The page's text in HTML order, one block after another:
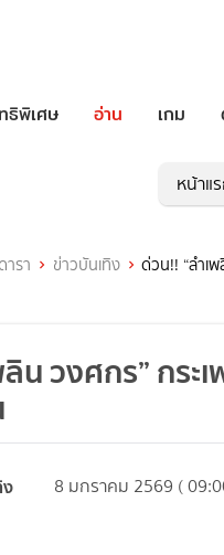
ธิพิเศษ อ่าน เกม
หน้าแ
ารา ข่าวบันเทิง ด่วน!! “ลำเ
น วงศกร” กระ
8 มกราคม 2569 (